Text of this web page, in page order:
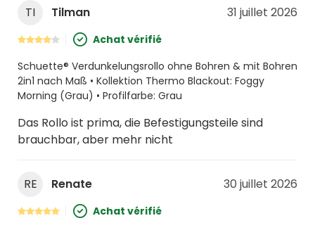
TI Tilman 31 juillet 2026
Achat vérifié
Schuette® Verdunkelungsrollo ohne Bohren & mit Bohren
2in1 nach Maß • Kollektion Thermo Blackout: Foggy
Morning (Grau) • Profilfarbe: Grau
Das Rollo ist prima, die Befestigungsteile sind
brauchbar, aber mehr nicht
RE Renate 30 juillet 2026
Achat vérifié